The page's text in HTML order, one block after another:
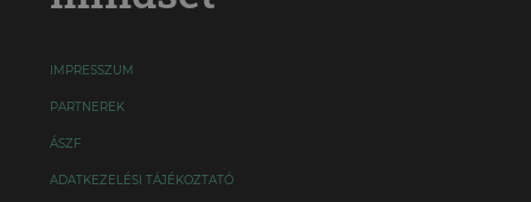
IMPRESSZUM
PARTNEREK
ÁSZF
ADATKEZELÉSI TÁJÉKOZTATÓ